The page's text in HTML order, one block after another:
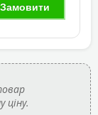
Замовити